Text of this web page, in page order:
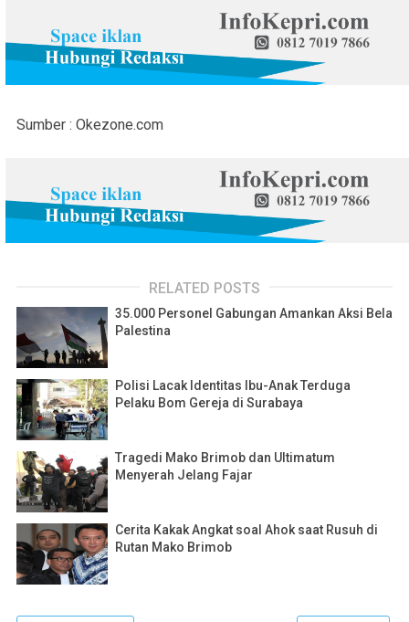
Sumber : Okezone.com
RELATED POSTS
35.000 Personel Gabungan Amankan Aksi Bela
Palestina
Polisi Lacak Identitas Ibu-Anak Terduga
Pelaku Bom Gereja di Surabaya
Tragedi Mako Brimob dan Ultimatum
Menyerah Jelang Fajar
Cerita Kakak Angkat soal Ahok saat Rusuh di
Rutan Mako Brimob